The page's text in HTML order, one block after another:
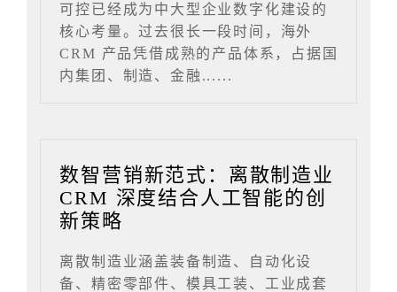
可控已经成为中大型企业数字化建设的
核心考量。过去很长一段时间，海外
CRM 产品凭借成熟的产品体系，占据国
内集团、制造、金融......
数智营销新范式：离散制造业
CRM 深度结合人工智能的创
新策略
离散制造业涵盖装备制造、自动化设
备、精密零部件、模具工装、工业成套